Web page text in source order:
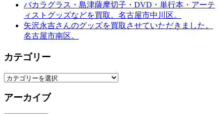
バカラグラス・島津薩摩切子・DVD・単行本・アーテ
ィストグッズなどを買取。名古屋市中川区。
矢沢永吉さんのグッズを買取させていただきました。
名古屋市南区。
カテゴリー
カ
ゴ
アーカイブ